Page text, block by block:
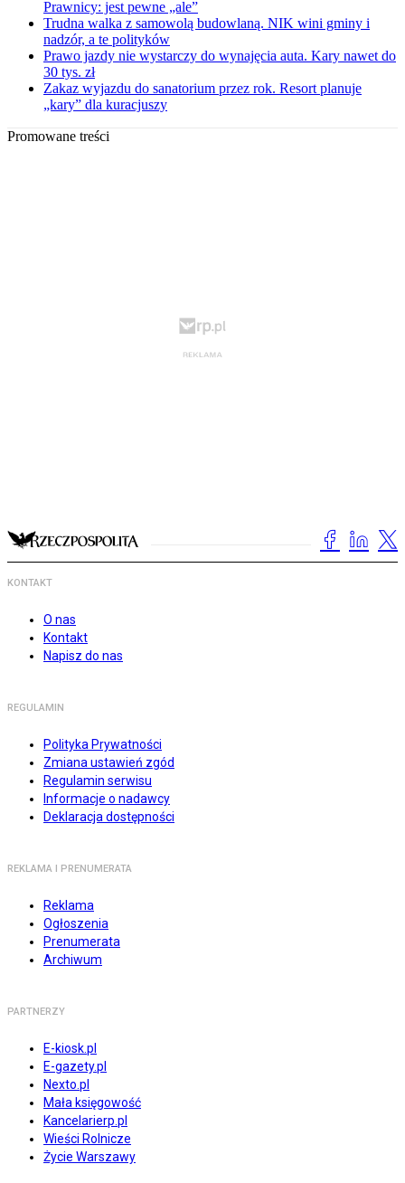
Prawnicy: jest pewne „ale”
Trudna walka z samowolą budowlaną. NIK wini gminy i
nadzór, a te polityków
Prawo jazdy nie wystarczy do wynajęcia auta. Kary nawet do
30 tys. zł
Zakaz wyjazdu do sanatorium przez rok. Resort planuje
„kary” dla kuracjuszy
Promowane treści
KONTAKT
O nas
Kontakt
Napisz do nas
REGULAMIN
Polityka Prywatności
Zmiana ustawień zgód
Regulamin serwisu
Informacje o nadawcy
Deklaracja dostępności
REKLAMA I PRENUMERATA
Reklama
Ogłoszenia
Prenumerata
Archiwum
PARTNERZY
E-kiosk.pl
E-gazety.pl
Nexto.pl
Mała księgowość
Kancelarierp.pl
Wieści Rolnicze
Życie Warszawy